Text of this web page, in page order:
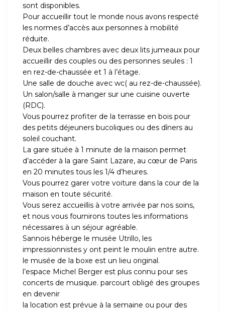
sont disponibles.
Pour accueillir tout le monde nous avons respecté
les normes d’accès aux personnes à mobilité
réduite.
Deux belles chambres avec deux lits jumeaux pour
accueillir des couples ou des personnes seules : 1
en rez-de-chaussée et 1 à l’étage.
Une salle de douche avec wc( au rez-de-chaussée).
Un salon/salle à manger sur une cuisine ouverte
(RDC).
Vous pourrez profiter de la terrasse en bois pour
des petits déjeuners bucoliques ou des dîners au
soleil couchant.
La gare située à 1 minute de la maison permet
d’accéder à la gare Saint Lazare, au cœur de Paris
en 20 minutes tous les 1/4 d’heures.
Vous pourrez garer votre voiture dans la cour de la
maison en toute sécurité.
Vous serez accueillis à votre arrivée par nos soins,
et nous vous fournirons toutes les informations
nécessaires à un séjour agréable.
Sannois héberge le musée Utrillo, les
impressionnistes y ont peint le moulin entre autre.
le musée de la boxe est un lieu original.
l’espace Michel Berger est plus connu pour ses
concerts de musique. parcourt obligé des groupes
en devenir
la location est prévue à la semaine ou pour des